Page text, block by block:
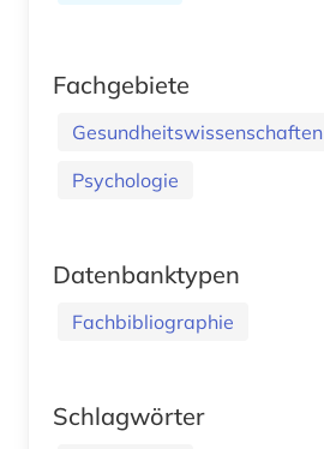
Fachgebiete
Gesundheitswissenschaften
Psychologie
Datenbanktypen
Fachbibliographie
Schlagwörter